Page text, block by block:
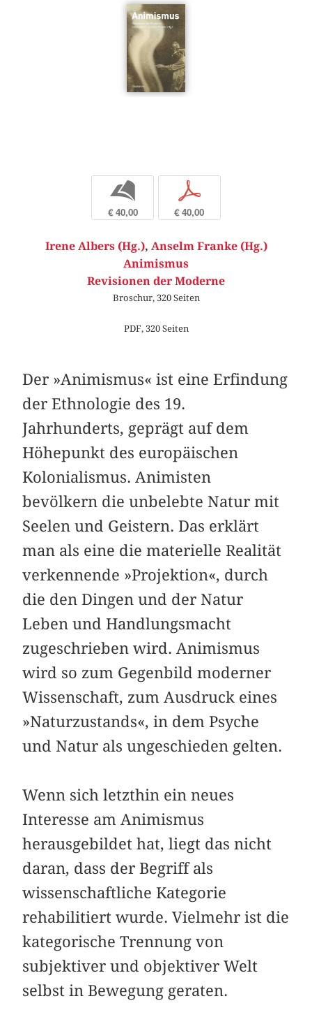
b
€ 40,00
p
€ 40,00
Irene Albers (Hg.), Anselm Franke (Hg.)
Animismus
Revisionen der Moderne
Broschur, 320 Seiten
PDF, 320 Seiten
Der »Animismus« ist eine Erfindung
der Ethnologie des 19.
Jahrhunderts, geprägt auf dem
Höhepunkt des europäischen
Kolonialismus. Animisten
bevölkern die unbelebte Natur mit
Seelen und Geistern. Das erklärt
man als eine die materielle Realität
verkennende »Projektion«, durch
die den Dingen und der Natur
Leben und Handlungsmacht
zugeschrieben wird. Animismus
wird so zum Gegenbild moderner
Wissenschaft, zum Ausdruck eines
»Naturzustands«, in dem Psyche
und Natur als ungeschieden gelten.
Wenn sich letzthin ein neues
Interesse am Animismus
herausgebildet hat, liegt das nicht
daran, dass der Begriff als
wissenschaftliche Kategorie
rehabilitiert wurde. Vielmehr ist die
kategorische Trennung von
subjektiver und objektiver Welt
selbst in Bewegung geraten.